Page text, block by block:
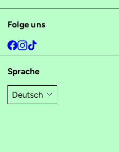
Folge uns
Facebook
Instagram
Sprache
Deutsch